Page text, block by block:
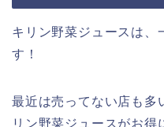
キリン野菜ジュースは、
す！
最近は売ってない店も多
リン野菜ジュースがお得